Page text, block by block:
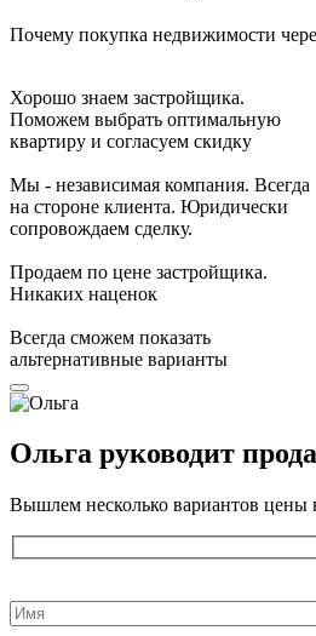
Почему покупка недвижимости
Хорошо знаем застройщика.
Поможем выбрать оптимальную
квартиру и согласуем скидку
Мы - независимая компания. Всегда
на стороне клиента. Юридически
сопровождаем сделку.
Продаем по цене застройщика.
Никаких наценок
Всегда сможем показать
альтернативные варианты
Ольга руководит
Вышлем несколько вариантов цены